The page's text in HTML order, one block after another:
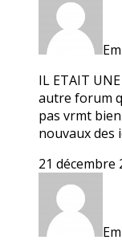
IL ETAIT
autre forum
pas vrmt
nouvaux des
21 décembre